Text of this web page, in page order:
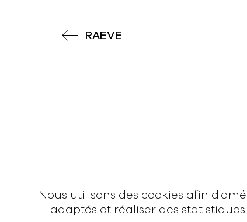
Nous utilisons des cookies afin
adaptés et réaliser des
RAEVE